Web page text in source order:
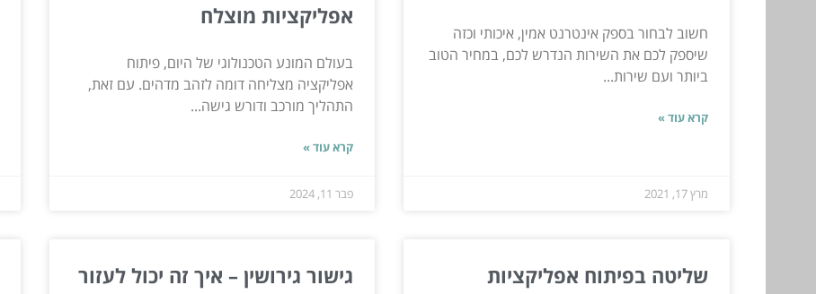
חשוב לבחור בספק אינטרנט אמין, איכותי וכזה
שיספק לכם את השירות הנדרש לכם, במחיר הטוב
ביותר ועם שירות...
קרא עוד »
מרץ 17, 2021
אפליקציות מוצלח
בעולם המונע הטכנולוגי של היום, פיתוח
אפליקציה מצליחה דומה לזהב מדהים. עם זאת,
התהליך מורכב ודורש גישה...
קרא עוד »
פבר 11, 2024
שליטה בפיתוח אפליקציות
גישור גירושין – איך זה יכול לעזור